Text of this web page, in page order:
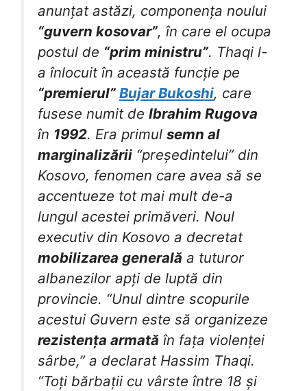
anunțat astăzi, componența noului
“guvern kosovar”, în care el ocupa
postul de “prim ministru”. Thaqi l-
a înlocuit în această funcție pe
“premierul” Bujar Bukoshi, care
fusese numit de Ibrahim Rugova
în 1992. Era primul semn al
marginalizării “președintelui” din
Kosovo, fenomen care avea să se
accentueze tot mai mult de-a
lungul acestei primăveri. Noul
executiv din Kosovo a decretat
mobilizarea generală a tuturor
albanezilor apți de luptă din
provincie. “Unul dintre scopurile
acestui Guvern este să organizeze
rezistența armată în fața violenței
sârbe,” a declarat Hassim Thaqi.
“Toți bărbații cu vârste între 18 și